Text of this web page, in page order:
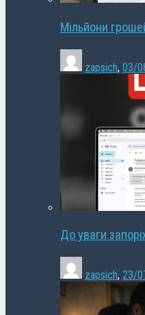
Мільйони
zapsich, 03/
До уваги
zapsich, 23/